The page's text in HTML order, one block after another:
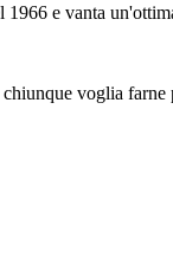
e vanta
voglia